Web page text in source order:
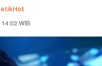
WIB